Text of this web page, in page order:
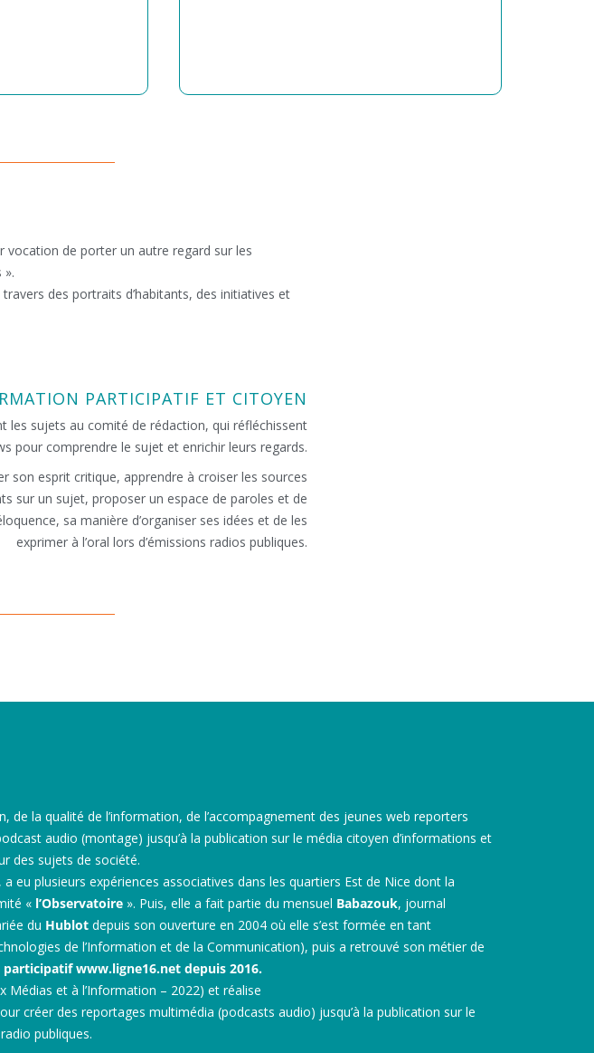
vocation de porter un autre regard sur les
des portraits d’habitants, des initiatives et
PARTICIPATIF ET CITOYEN
les sujets au comité de rédaction, qui réfléchissent
pour comprendre le sujet et enrichir leurs regards.
son esprit critique, apprendre à croiser les sources
sur un sujet, proposer un espace de paroles et de
sa manière d’organiser ses idées et de les
exprimer à l’oral lors d’émissions radios publiques.
de la qualité de l’information, de l’accompagnement des jeunes web reporters
audio (montage) jusqu’à la publication sur le média citoyen d’informations et
des sujets de société.
eu plusieurs expériences associatives dans les quartiers Est de Nice dont la
« l’Observatoire ». Puis, elle a fait partie du mensuel Babazouk, journal
du Hublot depuis son ouverture en 2004 où elle s’est formée en tant
de l’Information et de la Communication), puis a retrouvé son métier de
www.ligne16.net depuis 2016.
Médias et à l’Information – 2022) et réalise
créer des reportages multimédia (podcasts audio) jusqu’à la publication sur le
publiques.